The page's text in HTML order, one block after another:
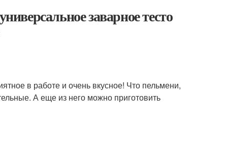
заварное тесто
в работе и очень вкусное! Что пельмени,
А еще из него можно приготовить